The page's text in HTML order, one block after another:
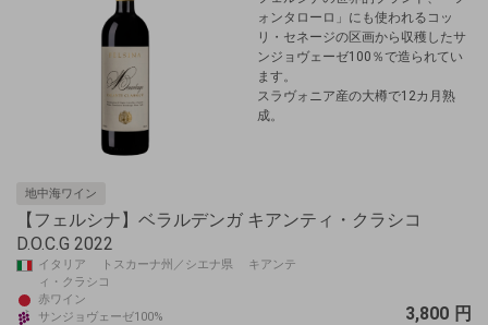
ォンタローロ」にも使われるコッ
リ・セネージの区画から収穫したサ
ンジョヴェーゼ100％で造られてい
ます。
スラヴォニア産の大樽で12カ月熟
成。
地中海ワイン
【フェルシナ】ベラルデンガ キアンティ・クラシコ
D.O.C.G 2022
イタリア トスカーナ州／シエナ県 キアンテ
ィ・クラシコ
赤ワイン
サンジョヴェーゼ100%
3,800 円